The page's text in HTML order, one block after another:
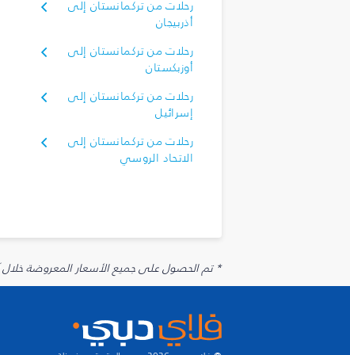
رحلات من تركمانستان إلى
أذربيجان
رحلات من تركمانستان إلى
أوزبكستان
رحلات من تركمانستان إلى
إسرائيل
رحلات من تركمانستان إلى
الاتحاد الروسي
* تم الحصول على جميع الأسعار المعروضة خلال آخر 48 ساعة قد لا تكون متوفرة في وقت الحجز. قد يتم تطبيق رسوم إضافية على الإضافات